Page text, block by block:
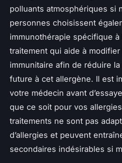
polluants atmosphériques si
personnes choisissent
immunothérapie spécifique à
traitement qui aide à
immunitaire afin de réduire
future à cet allergène. Il est
votre médecin avant
que ce soit pour vos
traitements ne sont pas
d’allergies et peuvent
secondaires indésirables si